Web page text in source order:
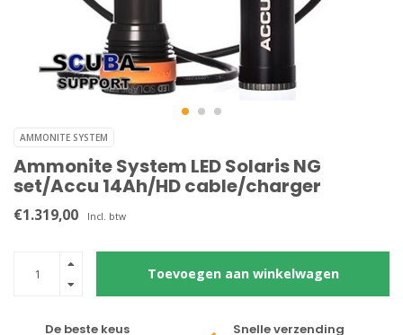
AMMONITE SYSTEM
Ammonite System LED Solaris NG
set/Accu 14Ah/HD cable/charger
€1.319,00 Incl. btw
Toevoegen aan winkelwagen
De beste keus Snelle verzending